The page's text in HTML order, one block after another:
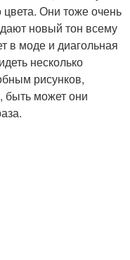
цвета. Они тоже очень
новый тон всему
в моде и диагольная
несколько
рисунков,
быть может они